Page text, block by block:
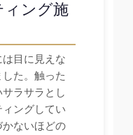
ィング施
目に見えな
た。触った
ラサラとし
ングしてい
かないほどの